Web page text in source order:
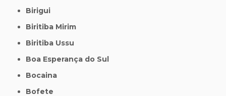
Birigui
Biritiba Mirim
Biritiba Ussu
Boa Esperança do Sul
Bocaina
Bofete